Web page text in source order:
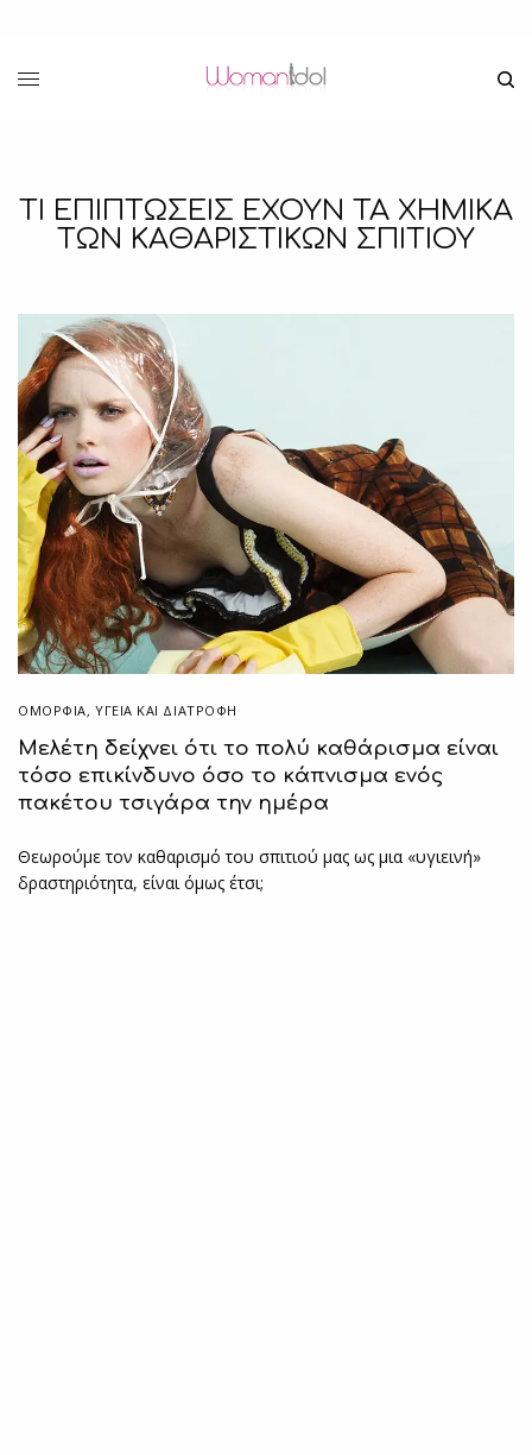
ΤΙ ΕΠΙΠΤΩΣΕΙΣ ΕΧΟΥΝ ΤΑ ΧΗΜΙΚΑ
ΤΩΝ ΚΑΘΑΡΙΣΤΙΚΩΝ ΣΠΙΤΙΟΥ
ΟΜΟΡΦΙΑ, ΥΓΕΊΑ ΚΑΙ ΔΙΑΤΡΟΦΉ
Μελέτη δείχνει ότι το πολύ καθάρισμα είναι
τόσο επικίνδυνο όσο το κάπνισμα ενός
πακέτου τσιγάρα την ημέρα
Θεωρούμε τον καθαρισμό του σπιτιού μας ως μια «υγιεινή»
δραστηριότητα, είναι όμως έτσι;